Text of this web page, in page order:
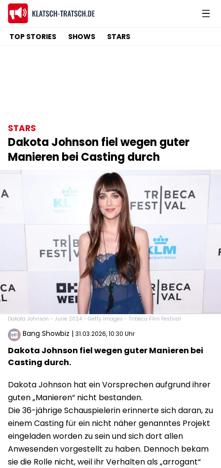
TOP STORIES SHOWS STARS
STARS
Dakota Johnson fiel wegen guter
Manieren bei Casting durch
Dakota Johnson - June 2024 - Getty Images - Tribeca Film Festival
Bang Showbiz | 31.03.2026, 10:30 Uhr
Dakota Johnson fiel wegen guter Manieren bei
Casting durch.
Dakota Johnson hat ein Vorsprechen aufgrund ihrer
guten „Manieren“ nicht bestanden.
Die 36-jährige Schauspielerin erinnerte sich daran, zu
einem Casting für ein nicht näher genanntes Projekt
eingeladen worden zu sein und sich dort allen
Anwesenden vorgestellt zu haben. Dennoch bekam
sie die Rolle nicht, weil ihr Verhalten als „arrogant“